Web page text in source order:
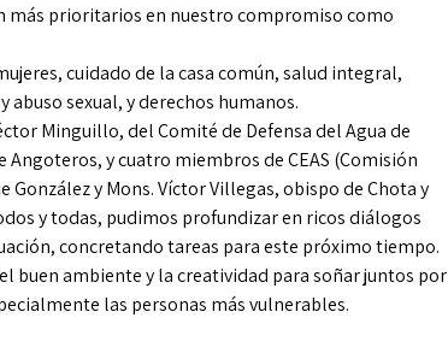
más prioritarios en nuestro compromiso como
cuidado de la casa común, salud integral,
sexual, y derechos humanos.
Minguillo, del Comité de Defensa del Agua de
y cuatro miembros de CEAS (Comisión
González y Mons. Víctor Villegas, obispo de Chota y
y todas, pudimos profundizar en ricos diálogos
concretando tareas para este próximo tiempo.
buen ambiente y la creatividad para soñar juntos por
las personas más vulnerables.